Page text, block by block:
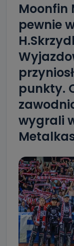
Moonfin
pewnie
punkty.
wygrali